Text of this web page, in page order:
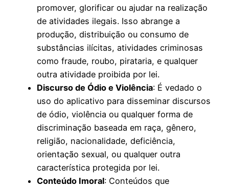
promover, glorificar ou ajudar na realização
de atividades ilegais. Isso abrange a
produção, distribuição ou consumo de
substâncias ilícitas, atividades criminosas
como fraude, roubo, pirataria, e qualquer
outra atividade proibida por lei.
Discurso de Ódio e Violência: É vedado o
uso do aplicativo para disseminar discursos
de ódio, violência ou qualquer forma de
discriminação baseada em raça, gênero,
religião, nacionalidade, deficiência,
orientação sexual, ou qualquer outra
característica protegida por lei.
Conteúdo Imoral: Conteúdos que